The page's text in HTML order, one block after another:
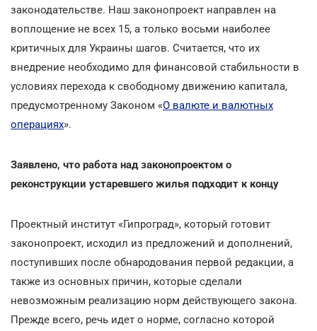
законодательстве. Наш законопроект направлен на
воплощение не всех 15, а только восьми наиболее
критичных для Украины шагов. Считается, что их
внедрение необходимо для финансовой стабильности в
условиях перехода к свободному движению капитала,
предусмотренному Законом «О валюте и валютных
операциях».
Заявлено, что работа над законопроектом о
реконструкции устаревшего жилья подходит к концу
Проектный институт «Гипроград», который готовит
законопроект, исходил из предложений и дополнений,
поступивших после обнародования первой редакции, а
также из основных причин, которые сделали
невозможным реализацию норм действующего закона.
Прежде всего, речь идет о норме, согласно которой